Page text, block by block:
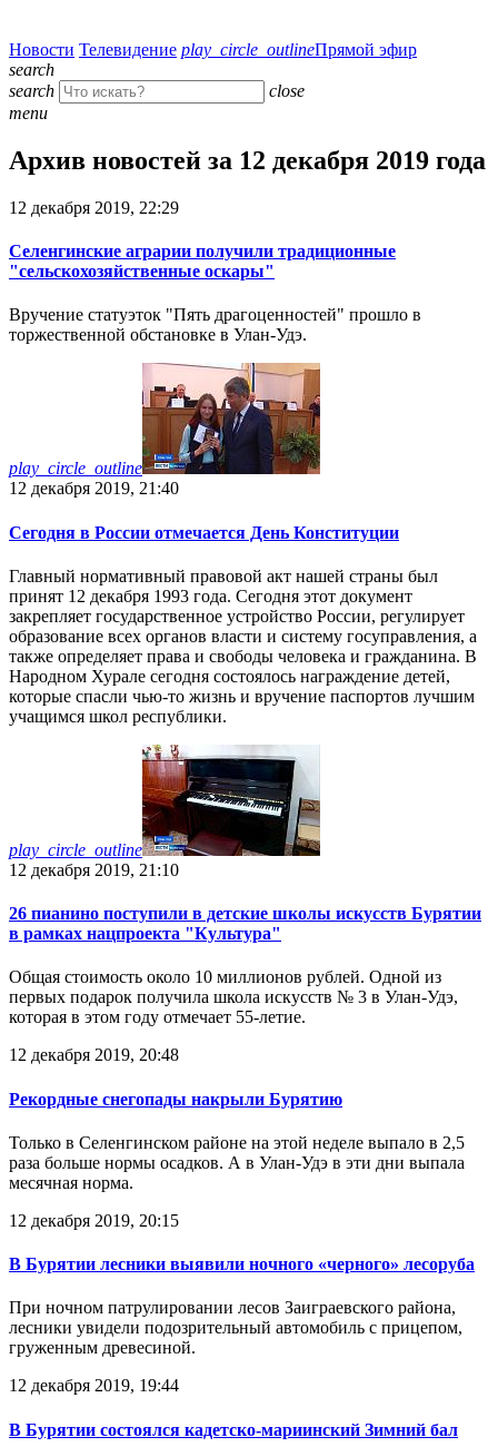
Новости Телевидение play_circle_outlineПрямой эфир
search
search
close
menu
Архив новостей за 12 декабря 2019 года
12 декабря 2019, 22:29
Селенгинские аграрии получили традиционные
"сельскохозяйственные оскары"
Вручение статуэток "Пять драгоценностей" прошло в
торжественной обстановке в Улан-Удэ.
play_circle_outline
12 декабря 2019, 21:40
Сегодня в России отмечается День Конституции
Главный нормативный правовой акт нашей страны был
принят 12 декабря 1993 года. Сегодня этот документ
закрепляет государственное устройство России, регулирует
образование всех органов власти и систему госуправления, а
также определяет права и свободы человека и гражданина. В
Народном Хурале сегодня состоялось награждение детей,
которые спасли чью-то жизнь и вручение паспортов лучшим
учащимся школ республики.
play_circle_outline
12 декабря 2019, 21:10
26 пианино поступили в детские школы искусств Бурятии
в рамках нацпроекта "Культура"
Общая стоимость около 10 миллионов рублей. Одной из
первых подарок получила школа искусств № 3 в Улан-Удэ,
которая в этом году отмечает 55-летие.
12 декабря 2019, 20:48
Рекордные снегопады накрыли Бурятию
Только в Селенгинском районе на этой неделе выпало в 2,5
раза больше нормы осадков. А в Улан-Удэ в эти дни выпала
месячная норма.
12 декабря 2019, 20:15
В Бурятии лесники выявили ночного «черного» лесоруба
При ночном патрулировании лесов Заиграевского района,
лесники увидели подозрительный автомобиль с прицепом,
груженным древесиной.
12 декабря 2019, 19:44
В Бурятии состоялся кадетско-мариинский Зимний бал